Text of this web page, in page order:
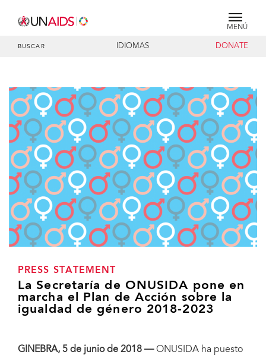
MENÚ
BUSCAR IDIOMAS DONATE
PRESS STATEMENT
La Secretaría de ONUSIDA pone en
marcha el Plan de Acción sobre la
igualdad de género 2018-2023
GINEBRA, 5 de junio de 2018 —ONUSIDA ha puesto